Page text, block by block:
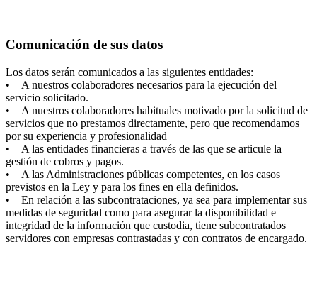
Comunicación de sus datos
Los datos serán comunicados a las siguientes entidades:
• A nuestros colaboradores necesarios para la ejecución del
servicio solicitado.
• A nuestros colaboradores habituales motivado por la solicitud de
servicios que no prestamos directamente, pero que recomendamos
por su experiencia y profesionalidad
• A las entidades financieras a través de las que se articule la
gestión de cobros y pagos.
• A las Administraciones públicas competentes, en los casos
previstos en la Ley y para los fines en ella definidos.
• En relación a las subcontrataciones, ya sea para implementar sus
medidas de seguridad como para asegurar la disponibilidad e
integridad de la información que custodia, tiene subcontratados
servidores con empresas contrastadas y con contratos de encargado.